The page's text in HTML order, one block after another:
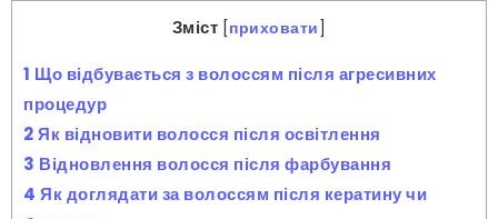
Зміст [приховати ]
1 Що відбувається з волоссям після агресивних
процедур
2Як відновити волосся після освітлення
3 Відновлення волосся після фарбування
4 Як доглядати за волоссям після кератину чи